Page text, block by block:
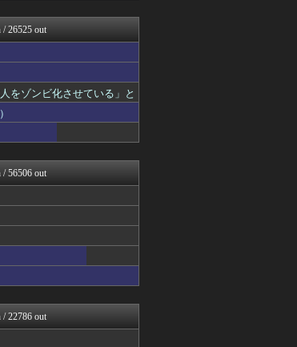
ねる
ム速報＠刃
ファモザイク＠ネ...
ス
ニュース
てもの申す！！
ファモザイク＠ネ...
ニュース録
ねる
めもりー｜2c...
タリー速報☆彡
/ 26525 out
をゾンビ化させている」と
/ 56506 out
/ 22786 out